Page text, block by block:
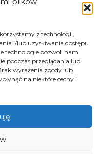
z technologii,
i/lub uzyskiwania dostępu
technologie pozwoli nam
podczas przeglądania lub
wyrażenia zgody lub
na niektóre cechy i